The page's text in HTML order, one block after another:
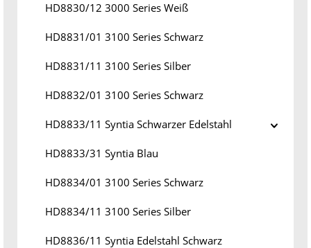
HD8830/12 3000 Series Weiß
HD8831/01 3100 Series Schwarz
HD8831/11 3100 Series Silber
HD8832/01 3100 Series Schwarz
HD8833/11 Syntia Schwarzer Edelstahl
HD8833/31 Syntia Blau
HD8834/01 3100 Series Schwarz
HD8834/11 3100 Series Silber
HD8836/11 Syntia Edelstahl Schwarz